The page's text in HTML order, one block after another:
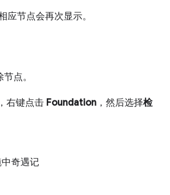
应节点会再次显示。
点。
右键点击 Foundation ，然后选择检
奇遇记